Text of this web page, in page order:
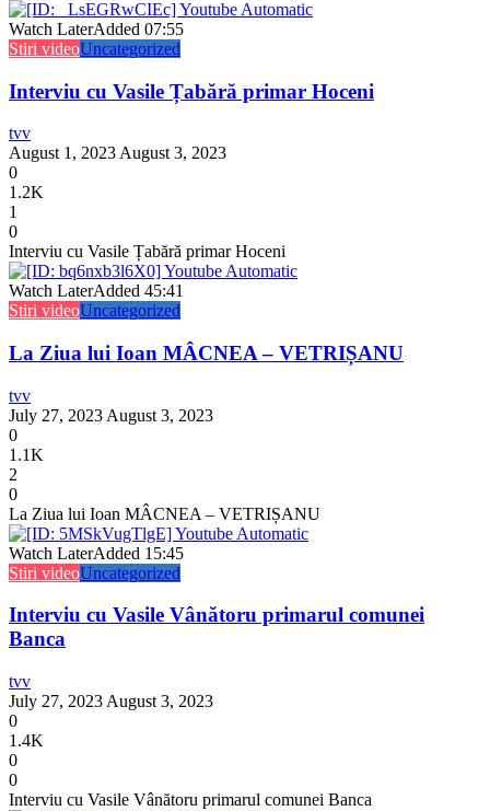
Watch LaterAdded 07:55
Stiri videoUncategorized
Interviu cu Vasile Țabără primar Hoceni
tvv
August 1, 2023 August 3, 2023
0
1.2K
1
0
Interviu cu Vasile Țabără primar Hoceni
Watch LaterAdded 45:41
Stiri videoUncategorized
La Ziua lui Ioan MÂCNEA – VETRIȘANU
tvv
July 27, 2023 August 3, 2023
0
1.1K
2
0
La Ziua lui Ioan MÂCNEA – VETRIȘANU
Watch LaterAdded 15:45
Stiri videoUncategorized
Interviu cu Vasile Vânătoru primarul comunei
Banca
tvv
July 27, 2023 August 3, 2023
0
1.4K
0
0
Interviu cu Vasile Vânătoru primarul comunei Banca